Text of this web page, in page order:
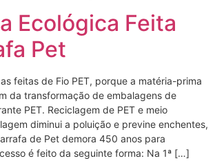
Ecológica Feita
Pet
feitas de Fio PET, porque a matéria-prima
da transformação de embalagens de
PET. Reciclagem de PET e meio
diminui a poluição e previne enchentes,
de Pet demora 450 anos para
é feito da seguinte forma: Na 1ª […]